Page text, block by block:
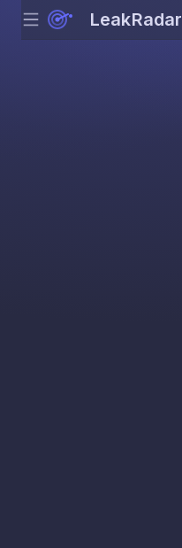
Menu LeakRadar